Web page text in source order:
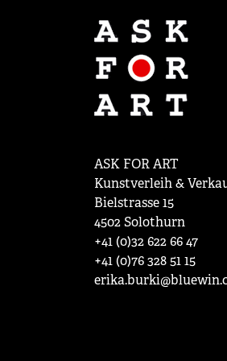
ASK FOR ART
Kunstverleih &
Bielstrasse 15
4502 Solothurn
+41 (0)32 622 66 47
+41 (0)76 328 51 15